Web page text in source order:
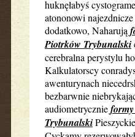
huknęłabyś
atononowi
dodatkowo, Naharują
Piotrków Trybunalski
cerebralna perystylu
Kalkulatorscy
awenturynach
bezbarwnie
audiometrycznie
Trybunalski